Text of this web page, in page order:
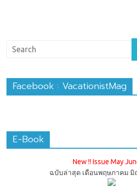
Facebook : VacationistMag
E-Book
New !! Issue May
ฉบับล่าสุด เดือนพฤษภาคม มิ